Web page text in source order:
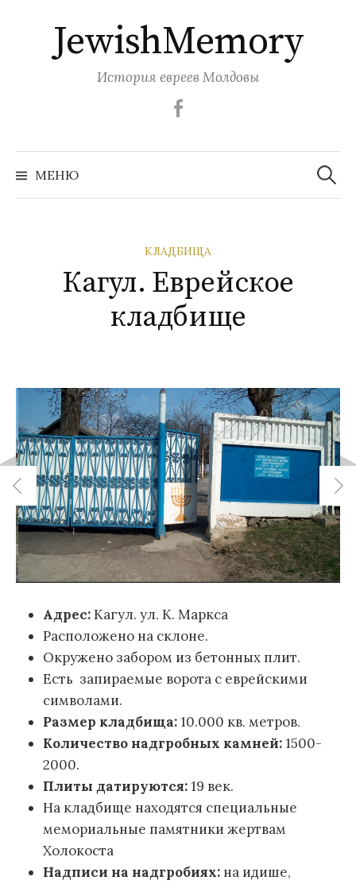
содержимому
JewishMemory
История евреев Молдовы
МЕНЮ Найти:
КЛАДБИЩА
Кагул. Еврейское
кладбище
Адрес:Кагул. ул. К. Маркса
Расположено на склоне.
Окружено забором из бетонных плит.
Есть запираемые ворота с еврейскими
символами.
Размер кладбища:10.000 кв. метров.
Количество надгробных камней:1500-
2000.
Плиты датируются:19 век.
На кладбище находятся специальные
мемориальные памятники жертвам
Холокоста
Надписи на надгробиях: на идише,